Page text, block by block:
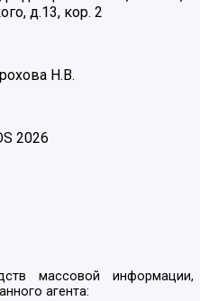
д.13, кор. 2
Н.В.
2026
массовой информации,
агента: